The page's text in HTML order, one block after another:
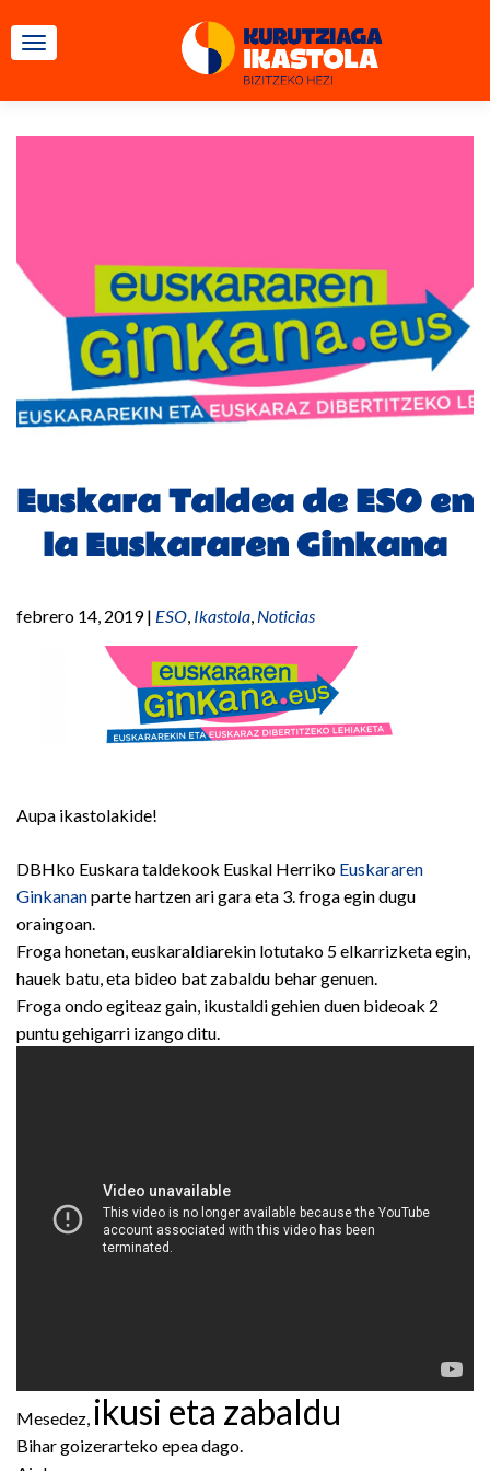
CAMBIAR NAVEGACIÓN
Euskara Taldea de ESO en
la Euskararen Ginkana
febrero 14, 2019| ESO, Ikastola, Noticias
Aupa ikastolakide!
DBHko Euskara taldekook Euskal Herriko Euskararen
Ginkananparte hartzen ari gara eta 3. froga egin dugu
oraingoan.
Froga honetan, euskaraldiarekin lotutako 5 elkarrizketa egin,
hauek batu, eta bideo bat zabaldu behar genuen.
Froga ondo egiteaz gain, ikustaldi gehien duen bideoak 2
puntu gehigarri izango ditu.
Mesedez, ikusi eta zabaldu
Bihar goizerarteko epea dago.